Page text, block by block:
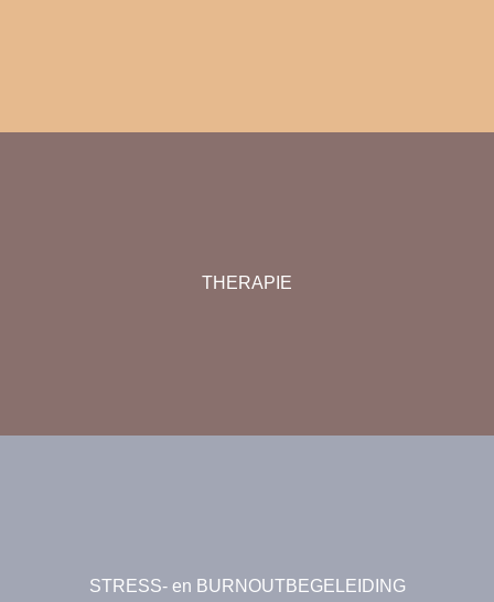
THERAPIE
STRESS- en BURNOUTBEGELEIDING